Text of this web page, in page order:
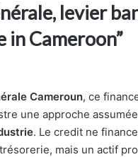
levier
in Cameroon”
Cameroun, ce
une approche
. Le credit ne
mais un actif